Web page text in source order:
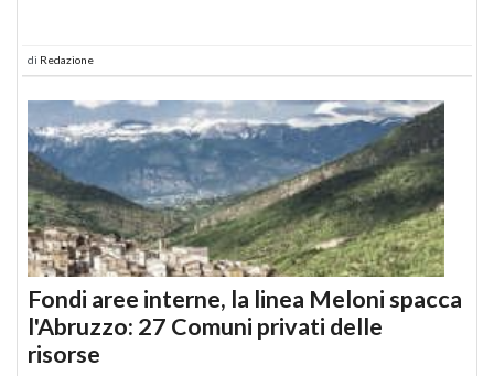
di Redazione
Fondi aree interne, la linea Meloni spacca
l'Abruzzo: 27 Comuni privati delle
risorse